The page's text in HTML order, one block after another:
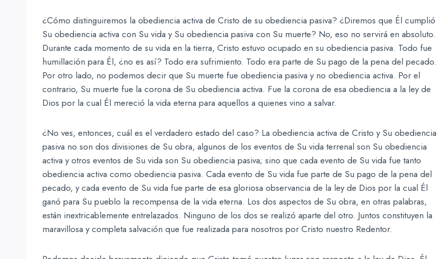
¿Cómo distinguiremos la obediencia activa de Cristo de su obediencia pasiva? ¿Diremos que Él cumplió
Su obediencia activa con Su vida y Su obediencia pasiva con Su muerte? No, eso no servirá en absoluto.
Durante cada momento de su vida en la tierra, Cristo estuvo ocupado en su obediencia pasiva. Todo fue
humillación para Él, ¿no es así? Todo era sufrimiento. Todo era parte de Su pago de la pena del pecado.
Por otro lado, no podemos decir que Su muerte fue obediencia pasiva y no obediencia activa. Por el
contrario, Su muerte fue la corona de Su obediencia activa. Fue la corona de esa obediencia a la ley de
Dios por la cual Él mereció la vida eterna para aquellos a quienes vino a salvar.
¿No ves, entonces, cuál es el verdadero estado del caso? La obediencia activa de Cristo y Su obediencia
pasiva no son dos divisiones de Su obra, algunos de los eventos de Su vida terrenal son Su obediencia
activa y otros eventos de Su vida son Su obediencia pasiva; sino que cada evento de Su vida fue tanto
obediencia activa como obediencia pasiva. Cada evento de Su vida fue parte de Su pago de la pena del
pecado, y cada evento de Su vida fue parte de esa gloriosa observancia de la ley de Dios por la cual Él
ganó para Su pueblo la recompensa de la vida eterna. Los dos aspectos de Su obra, en otras palabras,
están inextricablemente entrelazados. Ninguno de los dos se realizó aparte del otro. Juntos constituyen la
maravillosa y completa salvación que fue realizada para nosotros por Cristo nuestro Redentor.